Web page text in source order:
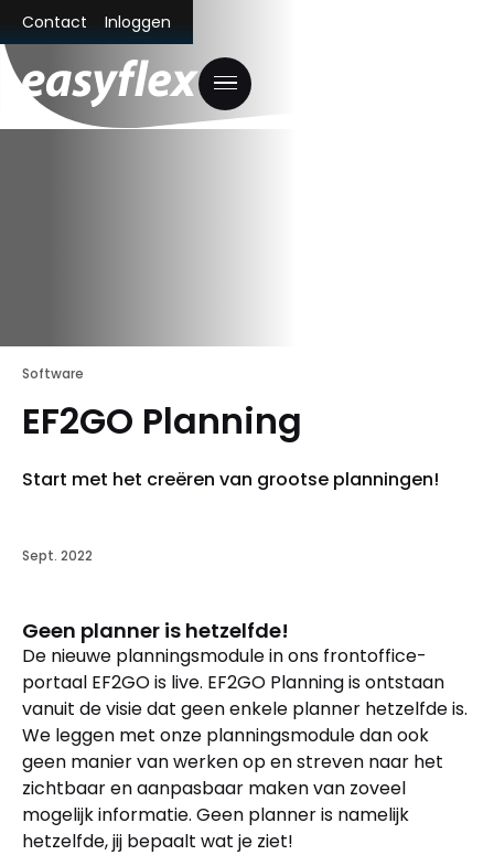
Contact Inloggen
Software
EF2GO Planning
Start met het creëren van grootse planningen!
Sept. 2022
Geen planner is hetzelfde!
De nieuwe planningsmodule in ons frontoffice-
portaal EF2GO is live. EF2GO Planning is ontstaan
vanuit de visie dat geen enkele planner hetzelfde is.
We leggen met onze planningsmodule dan ook
geen manier van werken op en streven naar het
zichtbaar en aanpasbaar maken van zoveel
mogelijk informatie. Geen planner is namelijk
hetzelfde, jij bepaalt wat je ziet!